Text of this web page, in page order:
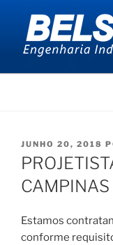
conteúdo
BELSYS
PUBLICADO
EM
JUNHO 20, 2018
CAMPINAS
Estamos
conforme